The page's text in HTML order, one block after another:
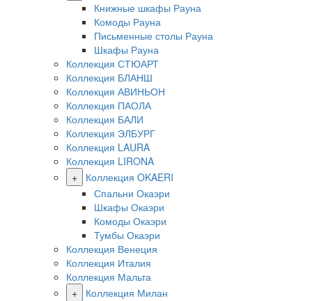
Книжные шкафы Рауна
Комоды Рауна
Письменные столы Рауна
Шкафы Рауна
Коллекция СТЮАРТ
Коллекция БЛАНШ
Коллекция АВИНЬОН
Коллекция ПАОЛА
Коллекция БАЛИ
Коллекция ЭЛБУРГ
Коллекция LAURA
Коллекция LIRONA
+
Коллекция OKAERI
Спальни Окаэри
Шкафы Окаэри
Комоды Окаэри
Тумбы Окаэри
Коллекция Венеция
Коллекция Италия
Коллекция Мальта
+
Коллекция Милан